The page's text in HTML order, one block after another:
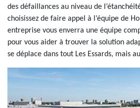
des défaillances au niveau de
choisissez de faire appel à l’équipe de
entreprise vous enverra une équipe
pour vous aider à trouver la solution
se déplace dans tout Les Essards, mais